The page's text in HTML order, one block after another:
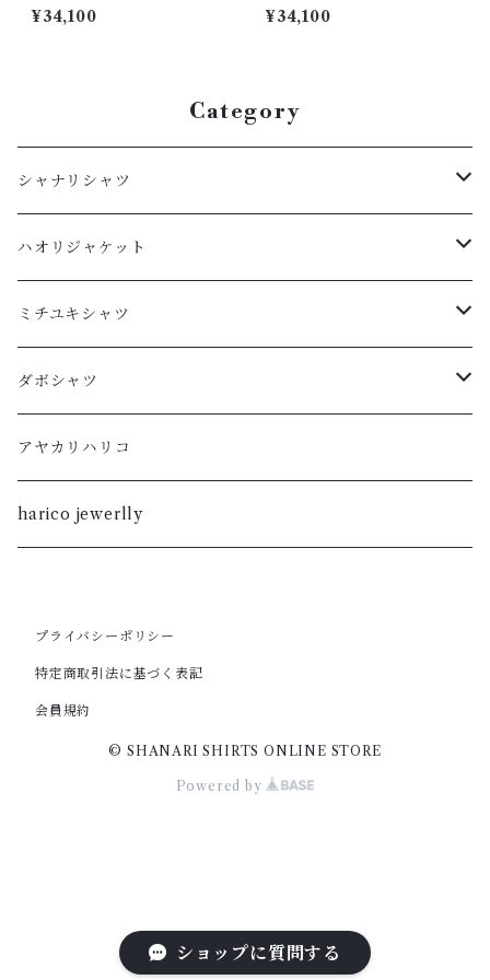
ショップに質問する
64033
¥34,100
64030
¥34,100
Category
シャナリシャツ
長袖
XL
L
半袖
XL
L
ハオリジャケット
L
M
S
ミチユキシャツ
L
M
S
ダボシャツ
柿渋
XL
暮染
アヤカリハリコ
harico jewerlly
プライバシーポリシー
特定商取引法に基づく表記
会員規約
© SHANARI SHIRTS ONLINE STORE
Powered by